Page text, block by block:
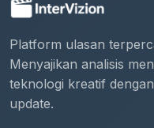
Platform ulasan
Menyajikan analisis
teknologi kreatif
update.